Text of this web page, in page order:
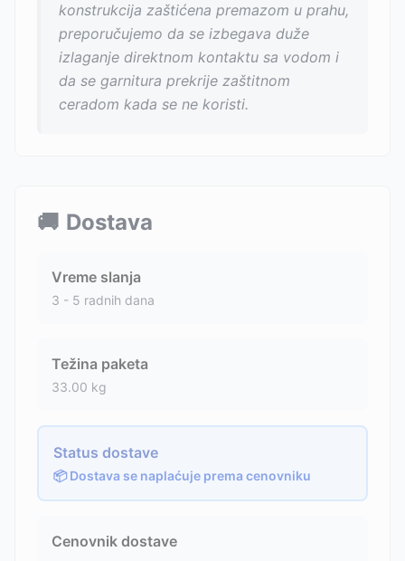
konstrukcija zaštićena premazom u prahu,
preporučujemo da se izbegava duže
izlaganje direktnom kontaktu sa vodom i
da se garnitura prekrije zaštitnom
ceradom kada se ne koristi.
🚚 Dostava
Vreme slanja
3 - 5 radnih dana
Težina paketa
33.00 kg
Status dostave
📦 Dostava se naplaćuje prema cenovniku
Cenovnik dostave